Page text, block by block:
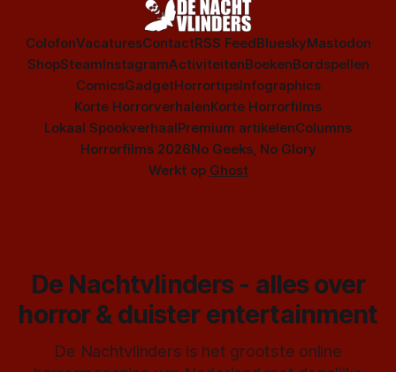
ColofonVacaturesContactRSS FeedBlueskyMastodon
ShopSteamInstagramActiviteitenBoekenBordspellen
ComicsGadgetHorrortipsInfographics
Korte HorrorverhalenKorte Horrorfilms
Lokaal SpookverhaalPremium artikelenColumns
Horrorfilms 2026No Geeks, No Glory
Werkt op Ghost
De Nachtvlinders - alles over
horror & duister entertainment
De Nachtvlinders is het grootste online